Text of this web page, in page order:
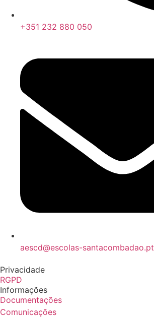
+351 232 880 050
aescd@escolas-santacombadao.pt
Privacidade
RGPD
Informações
Documentações
Comunicações